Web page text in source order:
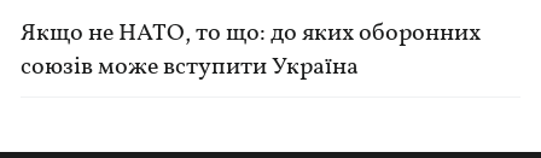
Якщо не НАТО, то що: до яких оборонних
союзів може вступити Україна